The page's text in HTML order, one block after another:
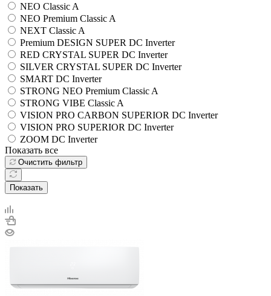
NEO Classic A
NEO Premium Classic A
NEXT Classic A
Premium DESIGN SUPER DC Inverter
RED CRYSTAL SUPER DC Inverter
SILVER CRYSTAL SUPER DC Inverter
SMART DC Inverter
STRONG NEO Premium Classic A
STRONG VIBE Classic A
VISION PRO CARBON SUPERIOR DC Inverter
VISION PRO SUPERIOR DC Inverter
ZOOM DC Inverter
Показать все
Очистить фильтр
Показать